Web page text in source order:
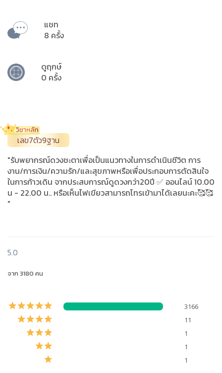
แชท
8 ครั้ง
ดูฤกษ์
0 ครั้ง
เลข7ตัว9ฐาน
"รับพยากรณ์ดวงชะตาเพื่อเป็นแนวทางในการดำเนินชีวิต การ
งาน/การเงิน/ความรัก/และสุขภาพหรือเพื่อประกอบการตัดสินใจ
ในการก้าวเดิน จากประสบการณ์ดูดวงกว่า20ปี ✅ ออนไลน์ 10.00
น - 22.00 น.. หรือเห็นไฟเขียวสามารถโทรเข้ามาได้เลยนะคะ🥰🥰
"
5.0
จาก 3180 คน
3166
11
1
1
1